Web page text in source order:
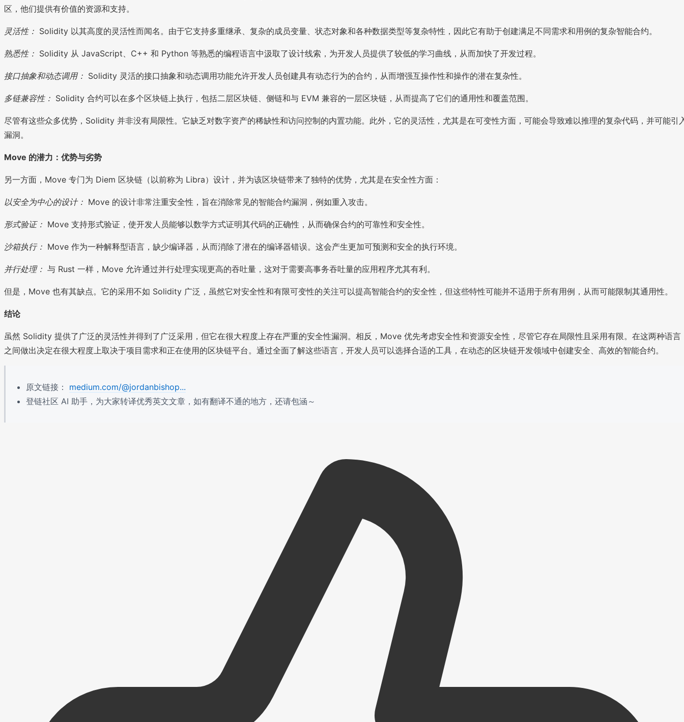
区，他们提供有价值的资源和支持。
灵活性： Solidity 以其高度的灵活性而闻名。由于它支持多重继承、复杂的成员变量、状态对象和各种数据类型等复杂特性，因此它有助于创建满足不同需求和用例的复杂智能合约。
熟悉性： Solidity 从 JavaScript、C++ 和 Python 等熟悉的编程语言中汲取了设计线索，为开发人员提供了较低的学习曲线，从而加快了开发过程。
接口抽象和动态调用： Solidity 灵活的接口抽象和动态调用功能允许开发人员创建具有动态行为的合约，从而增强互操作性和操作的潜在复杂性。
多链兼容性： Solidity 合约可以在多个区块链上执行，包括二层区块链、侧链和与 EVM 兼容的一层区块链，从而提高了它们的通用性和覆盖范围。
尽管有这些众多优势，Solidity 并非没有局限性。它缺乏对数字资产的稀缺性和访问控制的内置功能。此外，它的灵活性，尤其是在可变性方面，可能会导致难以推理的复杂代码，并可能引
漏洞。
Move 的潜力：优势与劣势
另一方面，Move 专门为 Diem 区块链（以前称为 Libra）设计，并为该区块链带来了独特的优势，尤其是在安全性方面：
以安全为中心的设计： Move 的设计非常注重安全性，旨在消除常见的智能合约漏洞，例如重入攻击。
形式验证： Move 支持形式验证，使开发人员能够以数学方式证明其代码的正确性，从而确保合约的可靠性和安全性。
沙箱执行： Move 作为一种解释型语言，缺少编译器，从而消除了潜在的编译器错误。这会产生更加可预测和安全的执行环境。
并行处理： 与 Rust 一样，Move 允许通过并行处理实现更高的吞吐量，这对于需要高事务吞吐量的应用程序尤其有利。
但是，Move 也有其缺点。它的采用不如 Solidity 广泛，虽然它对安全性和有限可变性的关注可以提高智能合约的安全性，但这些特性可能并不适用于所有用例，从而可能限制其通用性。
结论
虽然 Solidity 提供了广泛的灵活性并得到了广泛采用，但它在很大程度上存在严重的安全性漏洞。相反，Move 优先考虑安全性和资源安全性，尽管它存在局限性且采用有限。在这两种语言
之间做出决定在很大程度上取决于项目需求和正在使用的区块链平台。通过全面了解这些语言，开发人员可以选择合适的工具，在动态的区块链开发领域中创建安全、高效的智能合约。
原文链接： medium.com/@jordanbishop...
登链社区 AI 助手，为大家转译优秀英文文章，如有翻译不通的地方，还请包涵～